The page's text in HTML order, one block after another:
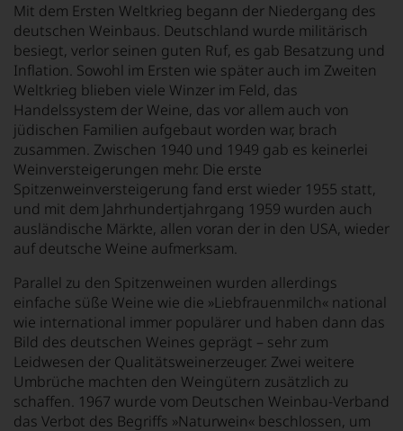
Mit dem Ersten Weltkrieg begann der Niedergang des
deutschen Weinbaus. Deutschland wurde militärisch
besiegt, verlor seinen guten Ruf, es gab Besatzung und
Inflation. Sowohl im Ersten wie später auch im Zweiten
Weltkrieg blieben viele Winzer im Feld, das
Handelssystem der Weine, das vor allem auch von
jüdischen Familien aufgebaut worden war, brach
zusammen. Zwischen 1940 und 1949 gab es keinerlei
Weinversteigerungen mehr. Die erste
Spitzenweinversteigerung fand erst wieder 1955 statt,
und mit dem Jahrhundertjahrgang 1959 wurden auch
ausländische Märkte, allen voran der in den USA, wieder
auf deutsche Weine aufmerksam.
Parallel zu den Spitzenweinen wurden allerdings
einfache süße Weine wie die »Liebfrauenmilch« national
wie international immer populärer und haben dann das
Bild des deutschen Weines geprägt – sehr zum
Leidwesen der Qualitätsweinerzeuger. Zwei weitere
Umbrüche machten den Weingütern zusätzlich zu
schaffen. 1967 wurde vom Deutschen Weinbau-Verband
das Verbot des Begriffs »Naturwein« beschlossen, um